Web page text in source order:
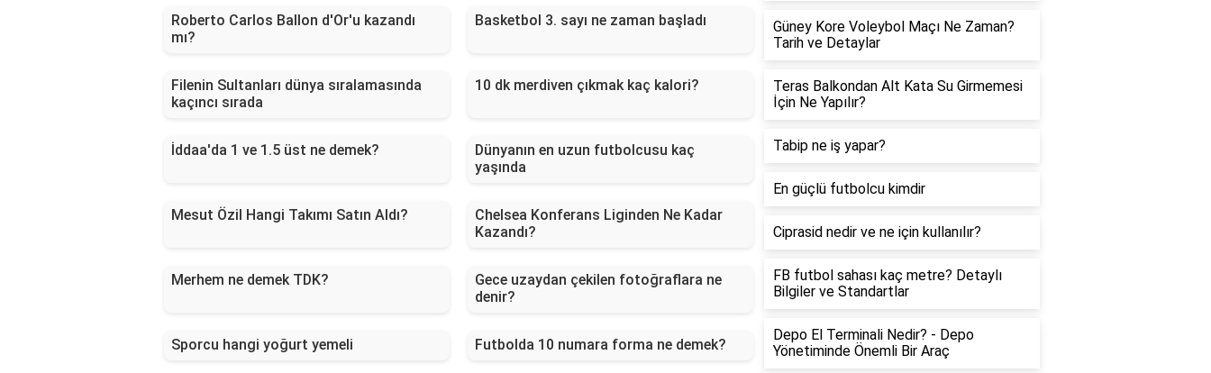
Roberto Carlos Ballon d'Or'u kazandı
mı?
Basketbol 3. sayı ne zaman başladı
Filenin Sultanları dünya sıralamasında
kaçıncı sırada
10 dk merdiven çıkmak kaç kalori?
İddaa'da 1 ve 1.5 üst ne demek?
Dünyanın en uzun futbolcusu kaç
yaşında
Mesut Özil Hangi Takımı Satın Aldı?
Chelsea Konferans Liginden Ne Kadar
Kazandı?
Merhem ne demek TDK?
Gece uzaydan çekilen fotoğraflara ne
denir?
Sporcu hangi yoğurt yemeli Futbolda 10 numara forma ne demek?
Güney Kore Voleybol Maçı Ne Zaman?
Tarih ve Detaylar
Teras Balkondan Alt Kata Su Girmemesi
İçin Ne Yapılır?
Tabip ne iş yapar?
En güçlü futbolcu kimdir
Ciprasid nedir ve ne için kullanılır?
FB futbol sahası kaç metre? Detaylı
Bilgiler ve Standartlar
Depo El Terminali Nedir? - Depo
Yönetiminde Önemli Bir Araç